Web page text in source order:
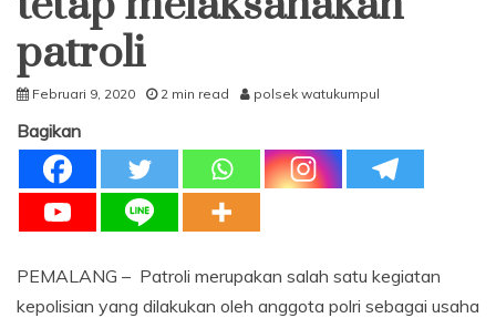
patroli
Februari 9, 2020 2 min read polsek watukumpul
Bagikan
PEMALANG – Patroli merupakan salah satu kegiatan
kepolisian yang dilakukan oleh anggota polri sebagai usaha